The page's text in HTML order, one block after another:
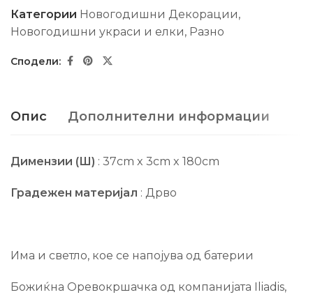
Категории Новогодишни Декорации,
Новогодишни украси и елки, Разно
Опис Дополнителни информации
Димензии (Ш) : 37cm x 3cm x 180cm
Градежен материјал : Дрво
Има и светло, кое се напојува од батерии
Божиќна Оревокршачка од компанијата Iliadis,